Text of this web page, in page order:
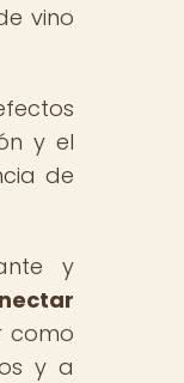
vino
y el
de
y
como
y a